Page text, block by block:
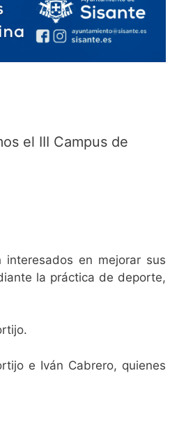
el III Campus de
en mejorar sus
la práctica de deporte,
e Iván Cabrero, quienes